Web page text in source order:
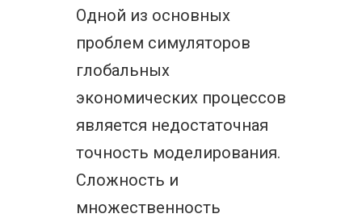
Одной из основных
проблем симуляторов
глобальных
экономических процессов
является недостаточная
точность моделирования.
Сложность и
множественность